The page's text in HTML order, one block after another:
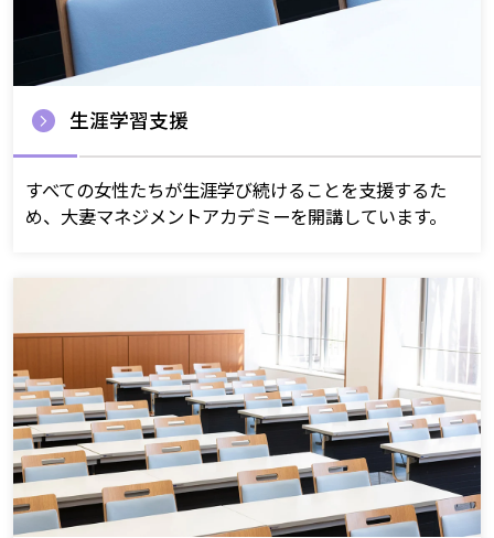
生涯学習支援
すべての女性たちが生涯学び続けることを支援するた
め、大妻マネジメントアカデミーを開講しています。